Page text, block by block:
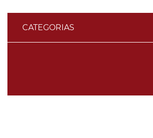
CATEGORIAS